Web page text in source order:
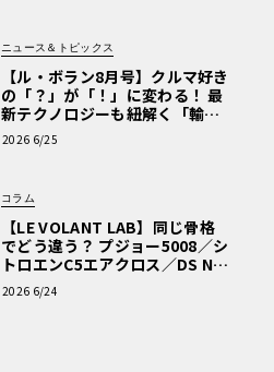
ニュース＆トピックス
【ル・ボラン8月号】クルマ好き
の「？」が「！」に変わる！ 最
新テクノロジーも紐解く「輸入
車Q&A」
2026 6/25
コラム
【LE VOLANT LAB】同じ骨格
でどう違う？ プジョー5008／シ
トロエンC5エアクロス／DS Nº4
読者一気乗りレポート
2026 6/24